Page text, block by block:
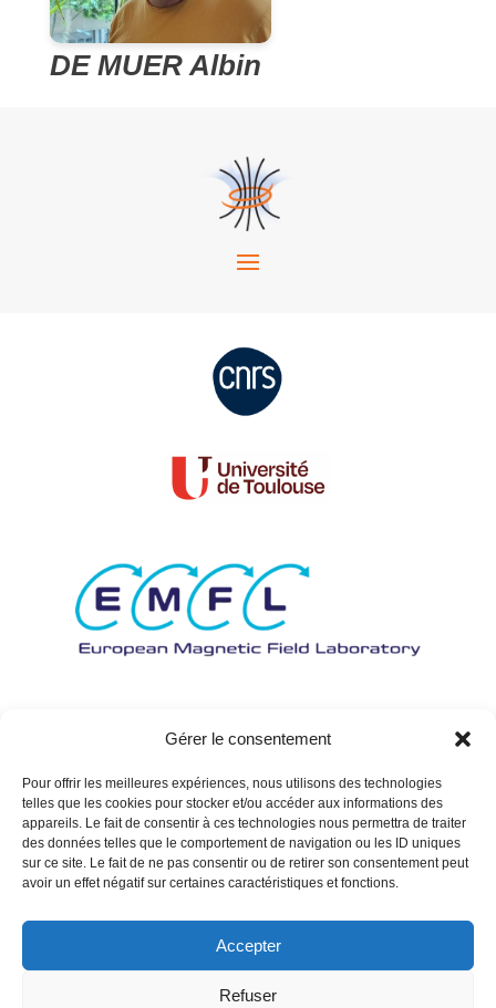
Gérer le consentement
Pour offrir les meilleures expériences, nous utilisons des technologies
telles que les cookies pour stocker et/ou accéder aux informations des
appareils. Le fait de consentir à ces technologies nous permettra de traiter
des données telles que le comportement de navigation ou les ID uniques
sur ce site. Le fait de ne pas consentir ou de retirer son consentement peut
avoir un effet négatif sur certaines caractéristiques et fonctions.
Accepter
Refuser
DE MUER Albin